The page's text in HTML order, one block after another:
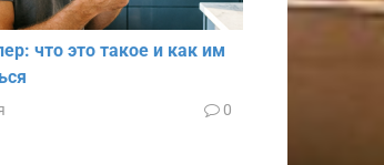
что это такое и как им
0